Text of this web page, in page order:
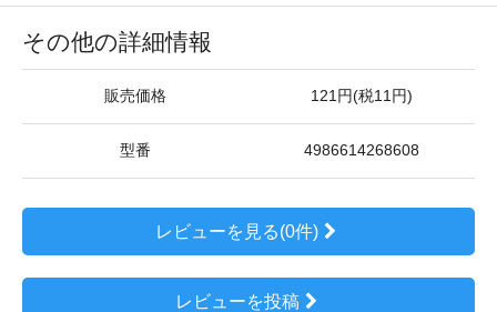
その他の詳細情報
販売価格 121円(税11円)
型番 4986614268608
レビューを見る(0件)
レビューを投稿